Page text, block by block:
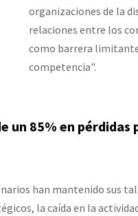
organizaciones de la
relaciones entre los
como barrera
competencia".
un 85% en pérdidas
han mantenido sus
la caída en la